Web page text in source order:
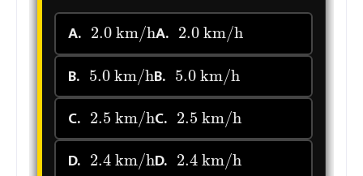
A.
2.0km/h
A.
2.0km/h
B.
5.0km/h
B.
5.0km/h
C.
2.5km/h
C.
2.5km/h
D.
2.4km/h
D.
2.4km/h